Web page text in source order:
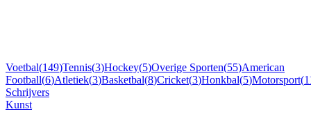
Voetbal(149)Tennis(3)Hockey(5)Overige Sporten(55)American
Football(6)Atletiek(3)Basketbal(8)Cricket(3)Honkbal(5)Motorsport(
Schrijvers
Kunst